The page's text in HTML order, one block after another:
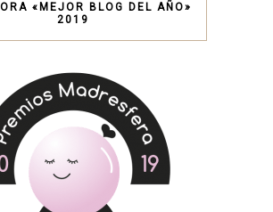
«MEJOR BLOG DEL AÑO»
2019